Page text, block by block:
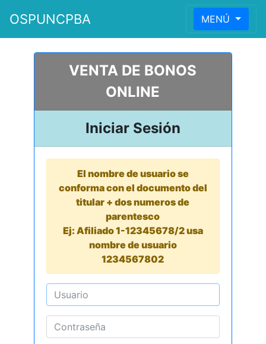
OSPUNCPBA MENÚ
VENTA DE BONOS
ONLINE
Iniciar Sesión
El nombre de usuario se
conforma con el documento del
titular + dos numeros de
parentesco
Ej: Afiliado 1-12345678/2 usa
nombre de usuario
1234567802